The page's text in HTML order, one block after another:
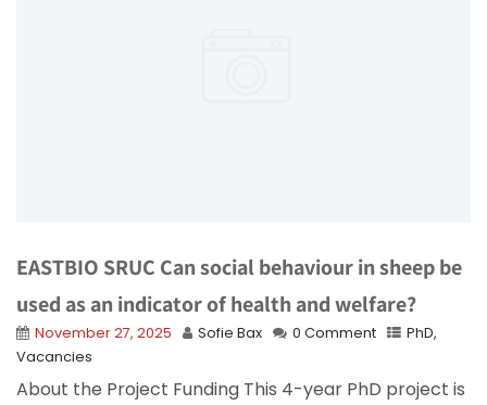
EASTBIO SRUC Can social behaviour in sheep be
used as an indicator of health and welfare?
November 27, 2025 Sofie Bax 0 Comment PhD,
Vacancies
About the Project Funding This 4-year PhD project is